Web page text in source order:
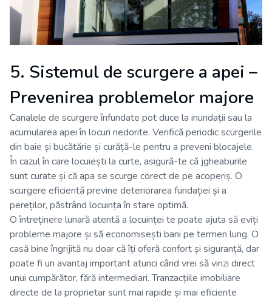
5. Sistemul de scurgere a apei –
Prevenirea problemelor majore
Canalele de scurgere înfundate pot duce la inundații sau la
acumularea apei în locuri nedorite. Verifică periodic scurgerile
din baie și bucătărie și curăță-le pentru a preveni blocajele.
În cazul în care locuiești la curte, asigură-te că jgheaburile
sunt curate și că apa se scurge corect de pe acoperiș. O
scurgere eficientă previne deteriorarea fundației și a
pereților, păstrând locuința în stare optimă.
O întreținere lunară atentă a locuinței te poate ajuta să eviți
probleme majore și să economisești bani pe termen lung. O
casă bine îngrijită nu doar că îți oferă confort și siguranță, dar
poate fi un avantaj important atunci când vrei să vinzi direct
unui cumpărător, fără intermediari. Tranzacțiile imobiliare
directe de la proprietar sunt mai rapide și mai eficiente